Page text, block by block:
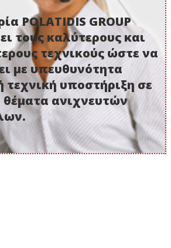
POLATIDIS GROUP
τους καλύτερους και
τεχνικούς ώστε να
με υπευθυνότητα
τεχνική υποστήριξη σε
θέματα ανιχνευτών